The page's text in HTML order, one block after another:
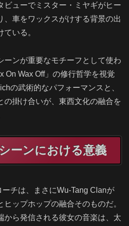
ビューでミスター・ミヤギがヒー
、車をワックスがけする背景の出
いる。
ーンが重要なモチーフとして使わ
On Wax Off」の修行哲学を視覚
の武術的なパフォーマンスと、
の掛け合いが、東西文化の融合を
ーンにおける意義
チは、まさにWu-Tang Clanが
ップホップの融合そのものだ。
から発信される彼女の音楽は、太